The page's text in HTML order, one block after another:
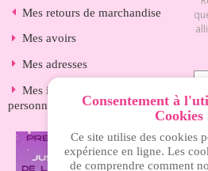
Mes retours de marchandise
Mes avoirs
Mes adresses
Mes informations
personnelles
Consentement à
Cookies
Ce site utilise des cookies
expérience en ligne. Les
de comprendre comment